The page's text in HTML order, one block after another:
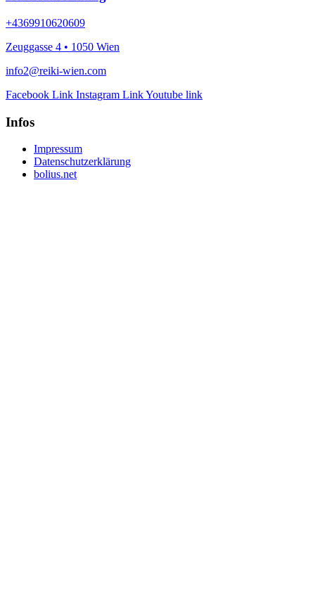
+4369910620609
Zeuggasse 4 • 1050 Wien
info2@reiki-wien.com
Facebook Link Instagram LinkYoutube link
Infos
Impressum
Datenschutzerklärung
bolius.net